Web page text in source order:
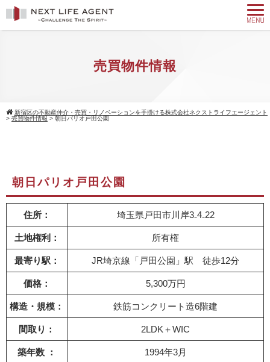
売買物件情報
新宿区の不動産仲介・売買・リノベーションを手掛ける株式会社ネクストライフエージェント
> 売買物件情報 > 朝日パリオ戸田公園
朝日パリオ戸田公園
住所： 埼玉県戸田市川岸3₋4₋22
土地権利： 所有権
最寄り駅： JR埼京線「戸田公園」駅 徒歩12分
価格： 5,300万円
構造・規模： 鉄筋コンクリート造6階建
間取り： 2LDK＋WIC
築年数 ： 1994年3月